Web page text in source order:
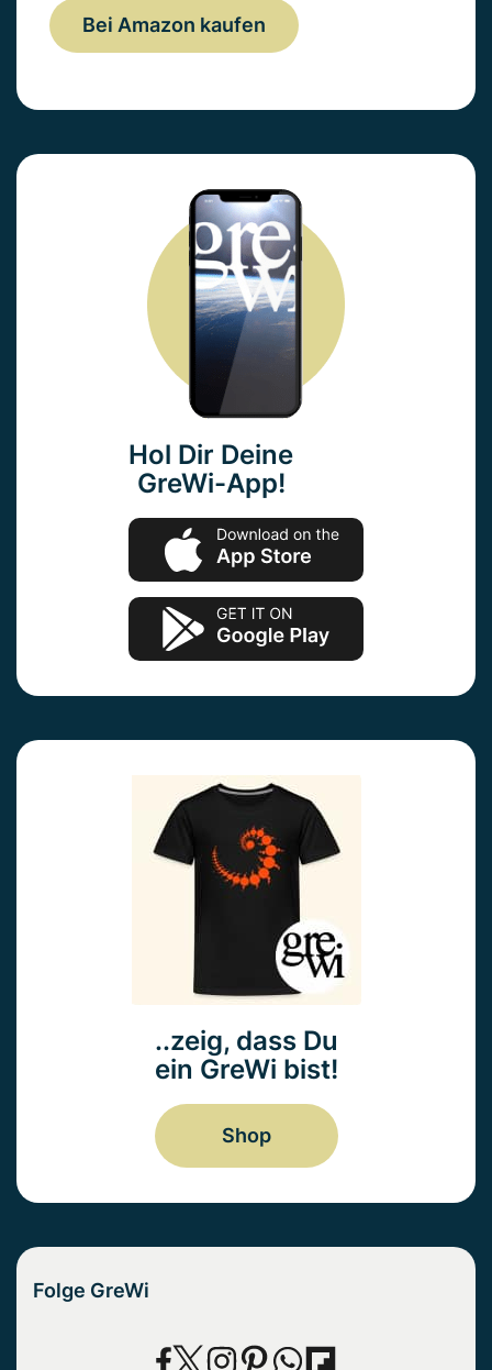
Bei Amazon kaufen
Hol Dir Deine
GreWi-App!
..zeig, dass Du
ein GreWi bist!
Shop
Folge GreWi